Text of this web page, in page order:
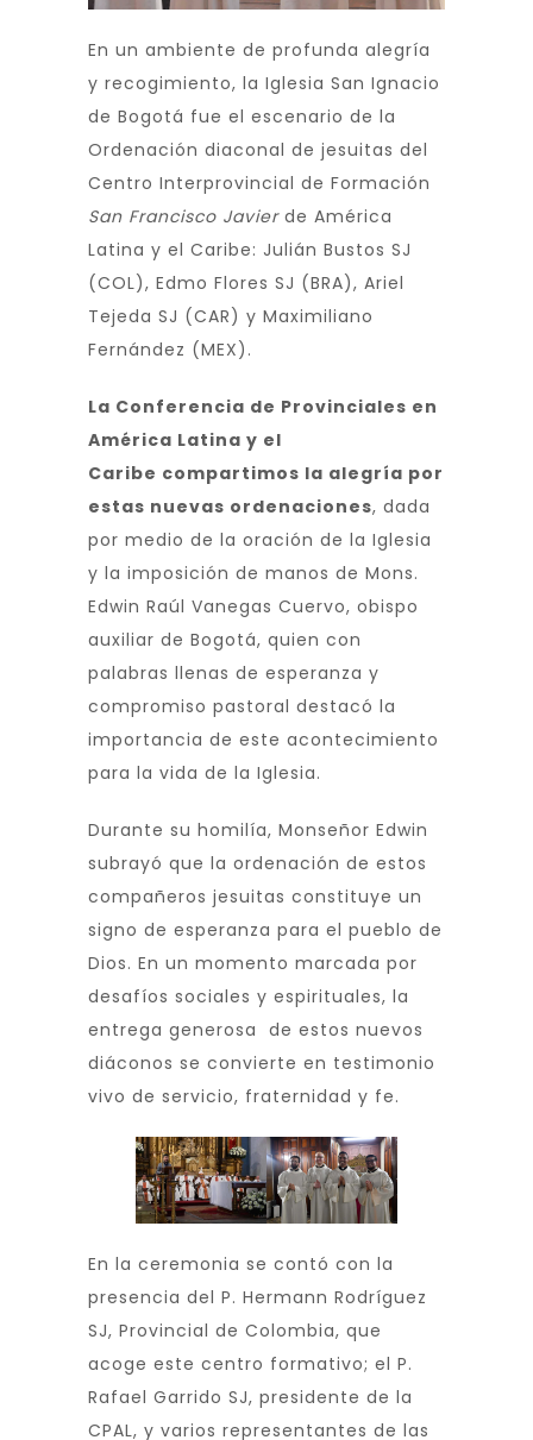
En un ambiente de profunda alegría
y recogimiento, la Iglesia San Ignacio
de Bogotá fue el escenario de la
Ordenación diaconal de jesuitas del
Centro Interprovincial de Formación
San Francisco Javierde América
Latina y el Caribe: Julián Bustos SJ
(COL), Edmo Flores SJ (BRA), Ariel
Tejeda SJ (CAR) y Maximiliano
Fernández (MEX).
La Conferencia de Provinciales en
América Latina y el
Caribe compartimos la alegría por
estas nuevas ordenaciones, dada
por medio de la oración de la Iglesia
y la imposición de manos de Mons.
Edwin Raúl Vanegas Cuervo, obispo
auxiliar de Bogotá, quien con
palabras llenas de esperanza y
compromiso pastoral destacó la
importancia de este acontecimiento
para la vida de la Iglesia.
Durante su homilía, Monseñor Edwin
subrayó que la ordenación de estos
compañeros jesuitas constituye un
signo de esperanza para el pueblo de
Dios. En un momento marcada por
desafíos sociales y espirituales, la
entrega generosa de estos nuevos
diáconos se convierte en testimonio
vivo de servicio, fraternidad y fe.
En la ceremonia se contó con la
presencia del P. Hermann Rodríguez
SJ, Provincial de Colombia, que
acoge este centro formativo; el P.
Rafael Garrido SJ, presidente de la
CPAL, y varios representantes de las